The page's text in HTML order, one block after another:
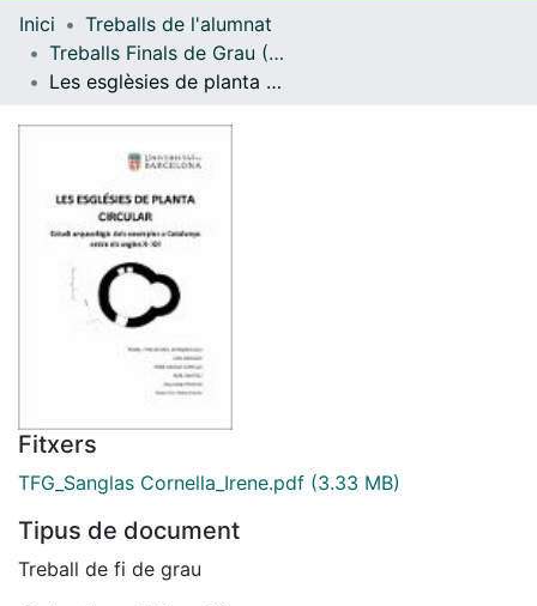
Navega per tot el DD
Inici
Treballs de l'alumnat
Treballs Finals de Grau (TFG) - Arqueologia
Les esglèsies de planta circular. Estudi arqueològic dels exemples a Catalunya entre els segles X-XII
Fitxers
TFG_Sanglas Cornella_Irene.pdf (3.33 MB)
Tipus de document
Treball de fi de grau